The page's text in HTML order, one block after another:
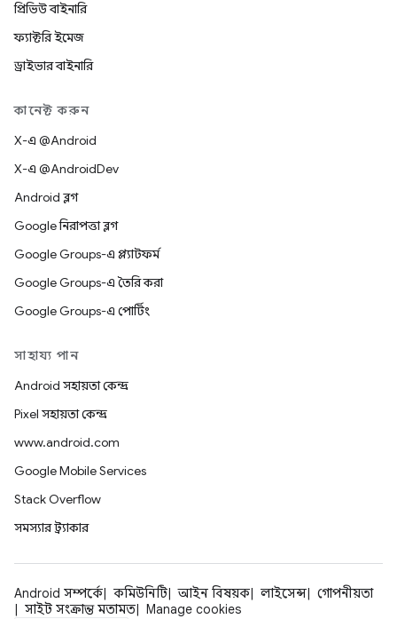
প্রিভিউ বাইনারি
ফ্যাক্টরি ইমেজ
ড্রাইভার বাইনারি
কানেক্ট করুন
X-এ @Android
X-এ @AndroidDev
Android ব্লগ
Google নিরাপত্তা ব্লগ
Google Groups-এ প্ল্যাটফর্ম
Google Groups-এ তৈরি করা
Google Groups-এ পোর্টিং
সাহায্য পান
Android সহায়তা কেন্দ্র
Pixel সহায়তা কেন্দ্র
www.android.com
Google Mobile Services
Stack Overflow
সমস্যার ট্র্যাকার
Android সম্পর্কে কমিউনিটি আইন বিষয়ক লাইসেন্স
গোপনীয়তা
সাইট সংক্রান্ত মতামত
Manage cookies